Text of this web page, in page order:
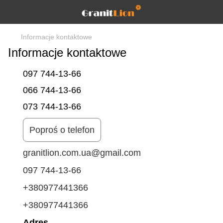
Informacje kontaktowe
Informacje kontaktowe
097 744-13-66
066 744-13-66
073 744-13-66
Poproś o telefon
granitlion.com.ua@gmail.com
097 744-13-66
+380977441366
+380977441366